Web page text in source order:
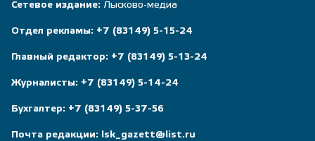
Сетевое издание: Лысково-медиа
Отдел рекламы: +7 (83149) 5-15-24
Главный редактор: +7 (83149) 5-13-24
Журналисты: +7 (83149) 5-14-24
Бухгалтер: +7 (83149) 5-37-56
Почта редакции: lsk_gazett@list.ru